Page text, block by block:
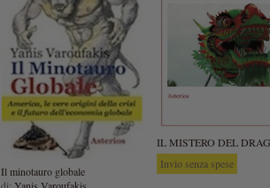
Il minotauro globale
IL MISTERO DEL
Invio senza spese